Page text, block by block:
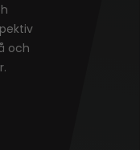
och